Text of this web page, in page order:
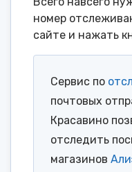
номер
сайте и нажать
Сервис по
почтовых
Красавино
отследить
магазинов